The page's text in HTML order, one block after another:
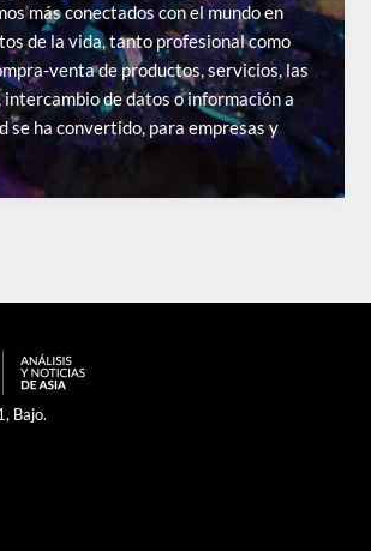
más conectados con el mundo en
de la vida, tanto profesional como
venta de productos, servicios, las
intercambio de datos o información a
se ha convertido, para empresas y
Bajo.